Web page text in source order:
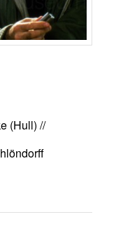
(Hull) //